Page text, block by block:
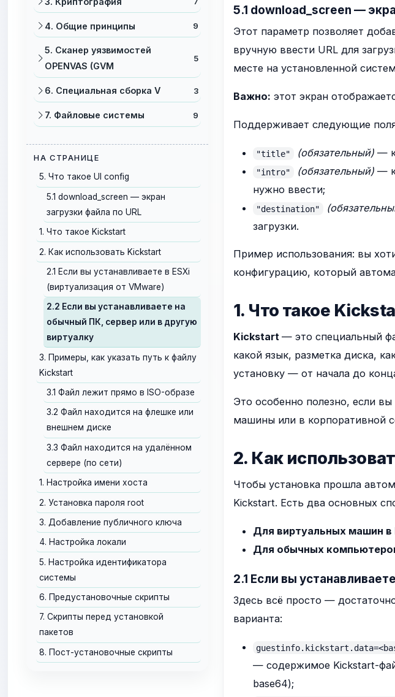
4. Общие принципы 9
5. Сканер уязвимостей
OPENVAS (GVM
5
6. Специальная сборка V 3
7. Файловые системы 9
НА СТРАНИЦЕ
5. Что такое UI config
5.1 download_screen — экран
загрузки файла по URL
1. Что такое Kickstart
2. Как использовать Kickstart
2.1 Если вы устанавливаете в ESXi
(виртуализация от VMware)
2.2 Если вы устанавливаете на
обычный ПК, сервер или в другую
виртуалку
3. Примеры, как указать путь к файлу
Kickstart
3.1 Файл лежит прямо в ISO-образе
3.2 Файл находится на флешке или
внешнем диске
3.3 Файл находится на удалённом
сервере (по сети)
1. Настройка имени хоста
2. Установка пароля root
3. Добавление публичного ключа
4. Настройка локали
5. Настройка идентификатора
системы
6. Предустановочные скрипты
7. Скрипты перед установкой
пакетов
8. Пост-установочные скрипты
5.1 download_screen —
Этот параметр позволяет
вручную ввести URL для
месте на установленной
Важно: этот экран
Поддерживает следующие
"title" (обязательный)—
"intro" (обязательный)—
нужно ввести;
"destination"
загрузки.
Пример использования: вы
конфигурацию, который
1. Что такое
Kickstart — это специальный
какой язык, разметка диска,
установку — от начала до
Это особенно полезно, если
машины или в корпоративной
2. Как
Чтобы установка прошла
Kickstart. Есть два основных
Для виртуальных машин в
Для обычных
2.1 Если вы
Здесь всё просто —
варианта:
— содержимое Kickstart-
base64);